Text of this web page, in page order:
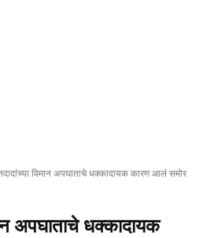
विमान अपघाताचे धक्कादायक कारण आलं समोर
अपघाताचे धक्कादायक